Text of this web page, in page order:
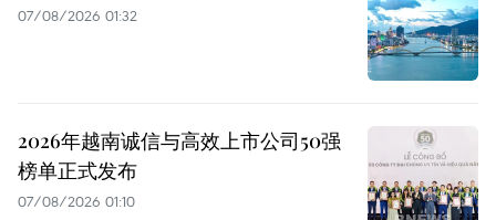
07/08/2026 01:32
2026年越南诚信与高效上市公司50强
榜单正式发布
07/08/2026 01:10